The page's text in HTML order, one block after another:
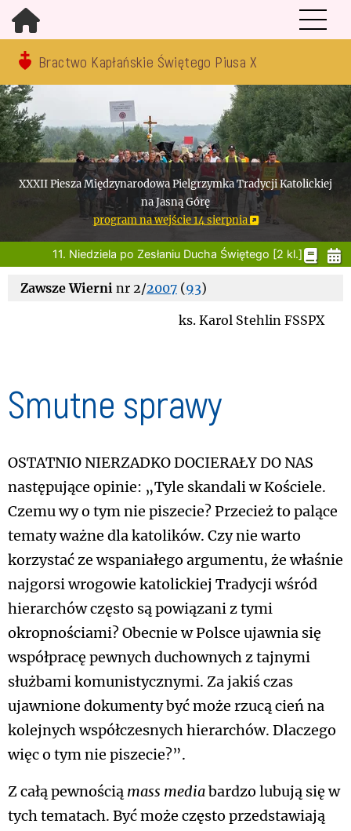
Bractwo Kapłańskie Świętego Piusa X
XXXII Piesza Międzynarodowa Pielgrzymka Tradycji Katolickiej
na Jasną Górę
program na wejście 14 sierpnia
11. Niedziela po Zesłaniu Ducha Świętego [2 kl.]
Zawsze Wierni nr 2/2007 (93)
ks. Karol Stehlin FSSPX
Smutne sprawy
Ostatnio nierzadko docierały do nas
następujące opinie: „Tyle skandali w Kościele.
Czemu wy o tym nie piszecie? Przecież to palące
tematy ważne dla katolików. Czy nie warto
korzystać ze wspaniałego argumentu, że właśnie
najgorsi wrogowie katolickiej Tradycji wśród
hierarchów często są powiązani z tymi
okropnościami? Obecnie w Polsce ujawnia się
współpracę pewnych duchownych z tajnymi
służbami komunistycznymi. Za jakiś czas
ujawnione dokumenty być może rzucą cień na
kolejnych współczesnych hierarchów. Dlaczego
więc o tym nie piszecie?”.
Z całą pewnością mass mediabardzo lubują się w
tych tematach. Być może często przedstawiają